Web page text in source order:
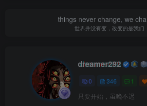
things never change, we
世界并没有变，改变的是我们
dreamer292
0 346 1
只要开始，虽晚不迟